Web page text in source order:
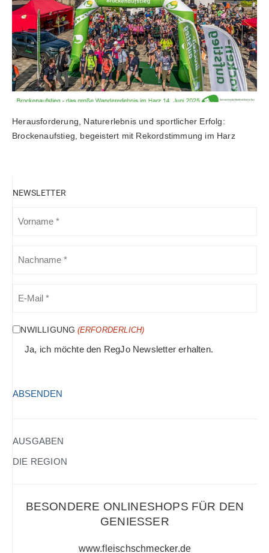
Herausforderung, Naturerlebnis und sportlicher Erfolg:
Brockenaufstieg, begeistert mit Rekordstimmung im Harz
NEWSLETTER
EINWILLIGUNG (ERFORDERLICH)
Ja, ich möchte den RegJo Newsletter erhalten.
(ERFORDERLICH)
AUSGABEN
DIE REGION
BESONDERE ONLINESHOPS FÜR DEN
GENIESSER
www.fleischschmecker.de